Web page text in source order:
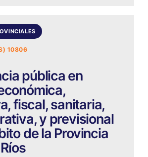
10806
pública en
fiscal, sanitaria,
y previsional
de la Provincia